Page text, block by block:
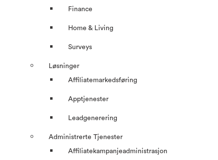
Finance
Home & Living
Surveys
Løsninger
Affiliatemarkedsføring
Apptjenester
Leadgenerering
Administrerte Tjenester
Affiliatekampanjeadministrasjon